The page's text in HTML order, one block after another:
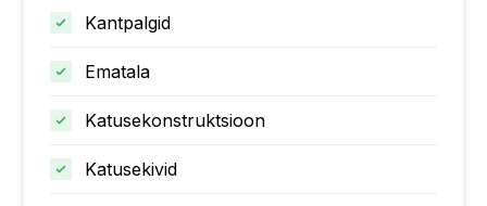
Kantpalgid
Ematala
Katusekonstruktsioon
Katusekivid